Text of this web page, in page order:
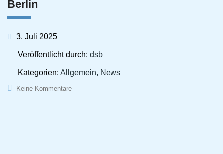
Berlin
3. Juli 2025
Veröffentlicht durch: dsb
Kategorien: Allgemein, News
Keine Kommentare